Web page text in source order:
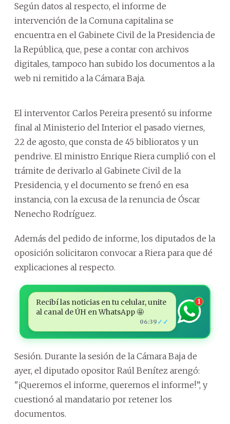
Según datos al respecto, el informe de
intervención de la Comuna capitalina se
encuentra en el Gabinete Civil de la Presidencia de
la República, que, pese a contar con archivos
digitales, tampoco han subido los documentos a la
web ni remitido a la Cámara Baja.
El interventor Carlos Pereira presentó su informe
final al Ministerio del Interior el pasado viernes,
22 de agosto, que consta de 45 biblioratos y un
pendrive. El ministro Enrique Riera cumplió con el
trámite de derivarlo al Gabinete Civil de la
Presidencia, y el documento se frenó en esa
instancia, con la excusa de la renuncia de Óscar
Nenecho Rodríguez.
Además del pedido de informe, los diputados de la
oposición solicitaron convocar a Riera para que dé
explicaciones al respecto.
Recibí las noticias en tu celular, unite
al canal de ÚH en WhatsApp 🤩
06:39 ✓✓
1
Sesión. Durante la sesión de la Cámara Baja de
ayer, el diputado opositor Raúl Benítez arengó:
"¡Queremos el informe, queremos el informe!”, y
cuestionó al mandatario por retener los
documentos.